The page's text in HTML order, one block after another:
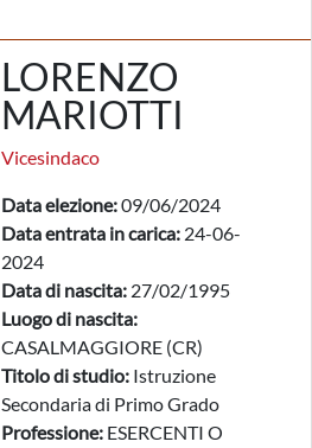
LORENZO
MARIOTTI
Vicesindaco
Data elezione:09/06/2024
Data entrata in carica: 24-06-
2024
Data di nascita: 27/02/1995
Luogo di nascita:
CASALMAGGIORE (CR)
Titolo di studio: Istruzione
Secondaria di Primo Grado
Professione: ESERCENTI O